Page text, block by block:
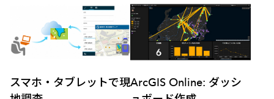
スマホ・タブレットで現ArcGIS Online: ダッシ